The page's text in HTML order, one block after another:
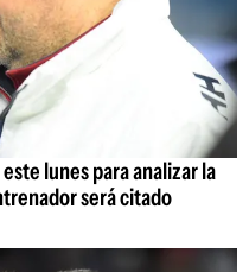
lunes para analizar la
será citado